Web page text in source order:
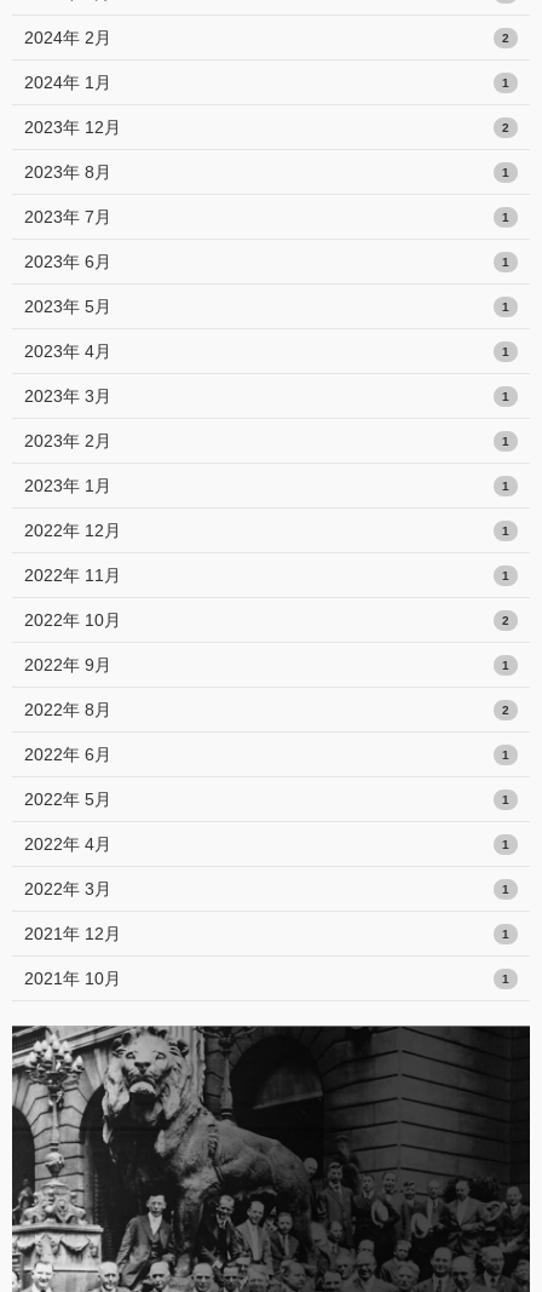
2024年 2月 2
2024年 1月 1
2023年 12月 2
2023年 8月 1
2023年 7月 1
2023年 6月 1
2023年 5月 1
2023年 4月 1
2023年 3月 1
2023年 2月 1
2023年 1月 1
2022年 12月 1
2022年 11月 1
2022年 10月 2
2022年 9月 1
2022年 8月 2
2022年 6月 1
2022年 5月 1
2022年 4月 1
2022年 3月 1
2021年 12月 1
2021年 10月 1